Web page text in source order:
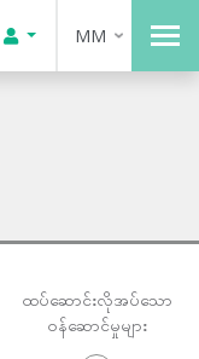
MM
ထပ်ဆောင်းလိုအပ်သော
ဝန်ဆောင်မှုများ